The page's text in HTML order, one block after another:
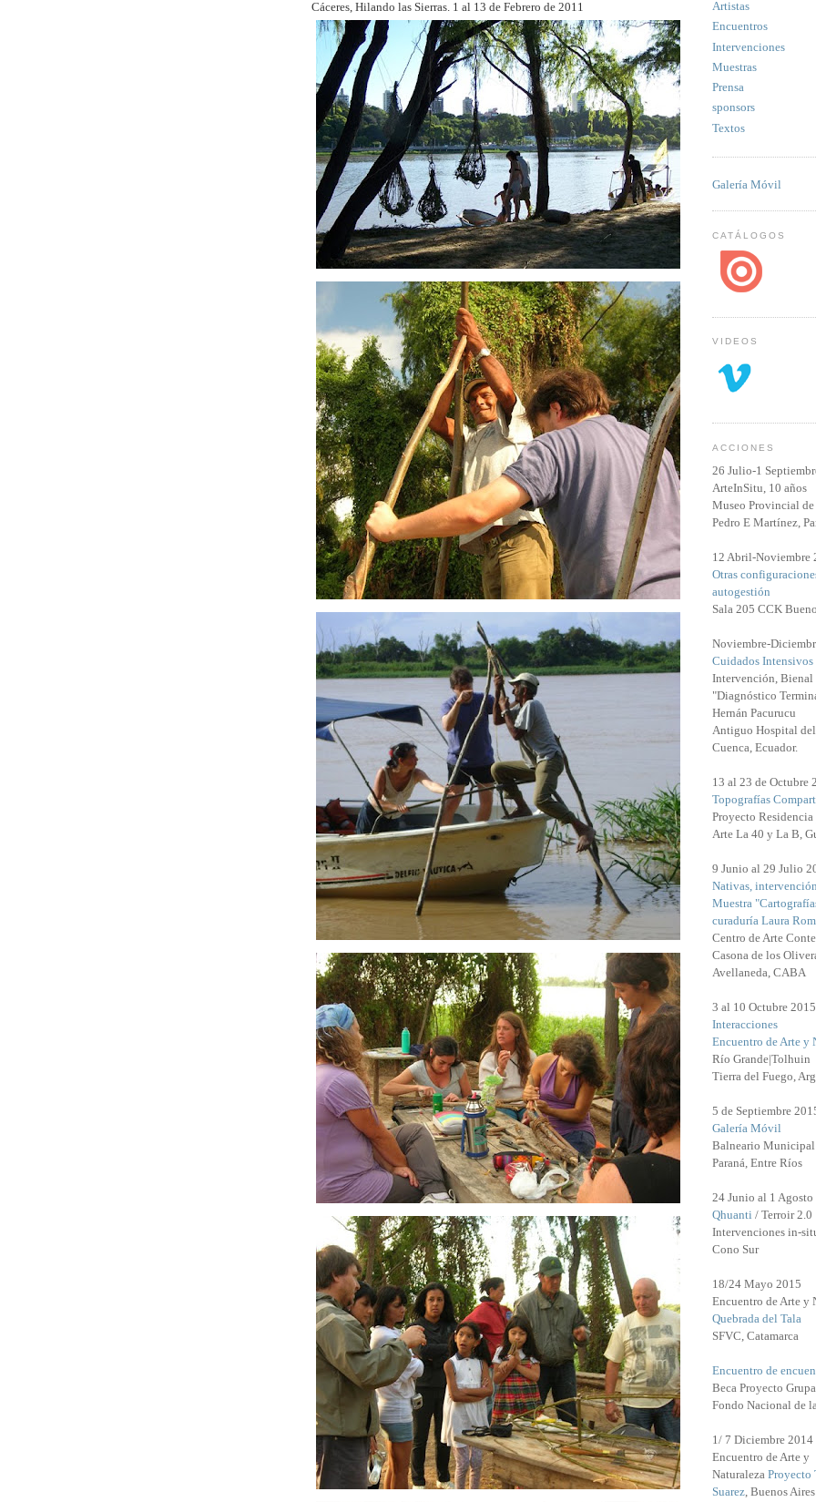
Cáceres, Hilando las Sierras. 1 al 13 de Febrero de 2011
Artistas
Encuentros
Intervenciones
Muestras
Prensa
sponsors
Textos
Galería Móvil
CATÁLOGOS
VIDEOS
ACCIONES
26 Julio-1
ArteInSitu, 10 años
Museo Provincial
Pedro E Martínez,
12 Abril-Noviembre
Otras
autogestión
Sala 205 CCK
Noviembre-
Cuidados Intensivos
Intervención, Bienal
"Diagnóstico
Hernán Pacurucu
Antiguo Hospital
Cuenca, Ecuador.
13 al 23 de Octubre
Topografías
Proyecto
Arte La 40 y La B,
9 Junio al 29 Julio
Nativas, intervención
Muestra
curaduría Laura
Centro de Arte
Casona de los
Avellaneda, CABA
3 al 10 Octubre 2015
Interacciones
Encuentro de Arte y
Río Grande|Tolhuin
Tierra del Fuego, Arg
5 de Septiembre
Galería Móvil
Balneario Municipal
Paraná, Entre Ríos
24 Junio al 1 Agosto
Qhuanti / Terroir 2.0
Intervenciones in-
Cono Sur
18/24 Mayo 2015
Encuentro de Arte y
Quebrada del Tala
SFVC, Catamarca
Encuentro de
Beca Proyecto
Fondo Nacional de
1/ 7 Diciembre 2014
Encuentro de Arte y
Naturaleza Proyecto
Suarez , Buenos Aires